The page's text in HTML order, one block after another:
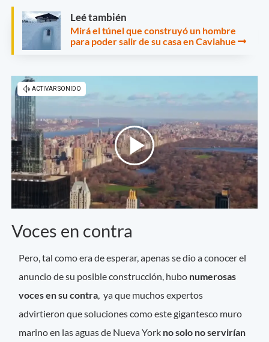
Leé también
Mirá el túnel que construyó un hombre
para poder salir de su casa en Caviahue
Voces en contra
Pero, tal como era de esperar, apenas se dio a conocer el
anuncio de su posible construcción, hubo numerosas
voces en su contra , ya que muchos expertos
advirtieron que soluciones como este gigantesco muro
marino en las aguas de Nueva York no solo no servirían